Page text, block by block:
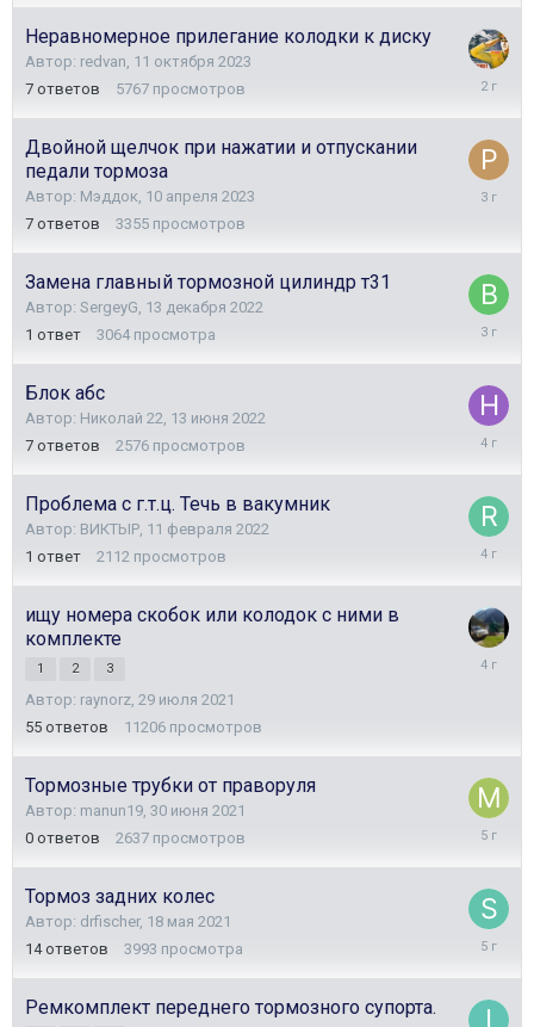
Неравномерное прилегание колодки к диску
Автор: redvan 11 октября 2023
7 ответов 5767 просмотров
Двойной щелчок при нажатии и отпускании
педали тормоза
Автор: Мэддок 10 апреля 2023
7 ответов 3355 просмотров
Замена главный тормозной цилиндр т31
Автор: SergeyG 13 декабря 2022
1 ответ 3064 просмотра
25
Блок абс
Автор: Николай 22 13 июня 2022
7 ответов 2576 просмотров
Проблема с г.т.ц. Течь в вакумник
Автор: ВИКТЫР 11 февраля 2022
1 ответ 2112 просмотров
12
ищу номера скобок или колодок с ними в
комплекте
1 2 3
Автор: raynorz 29 июля 2021
55 ответов 11206 просмотров
23
Тормозные трубки от праворуля
Автор: manun19 30 июня 2021
0 ответов 2637 просмотров
30
Тормоз задних колес
Автор: drfischer, 18 мая 2021
14 ответов 3993 просмотра
19
Ремкомплект переднего тормозного супорта.